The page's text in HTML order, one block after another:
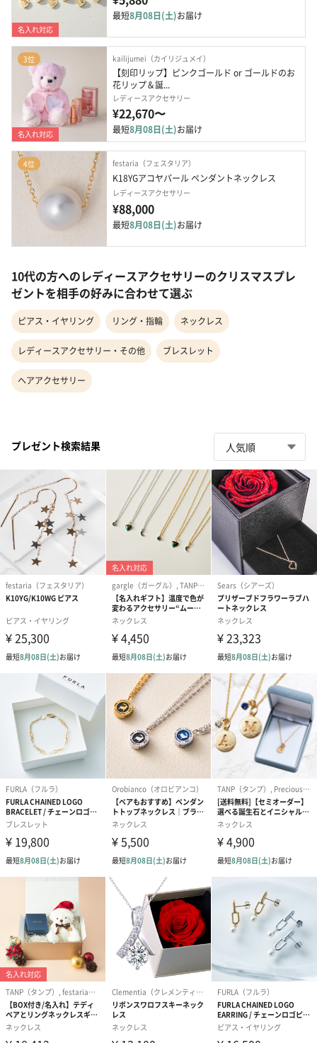
名入れ対応
最短8月08日(土)お届け
3位
名入れ対応
kailijumei（カイリジュメイ）
【刻印リップ】ピンクゴールド or ゴールドのお
花リップ＆誕...
レディースアクセサリー
¥22,670〜
最短8月08日(土)お届け
4位 festaria（フェスタリア）
K18YGアコヤパール ペンダントネックレス
レディースアクセサリー
¥88,000
最短8月08日(土)お届け
10代の方へのレディースアクセサリーのクリスマスプレ
ゼントを相手の好みに合わせて選ぶ
ピアス・イヤリング リング・指輪 ネックレス
レディースアクセサリー・その他 ブレスレット
ヘアアクセサリー
プレゼント検索結果